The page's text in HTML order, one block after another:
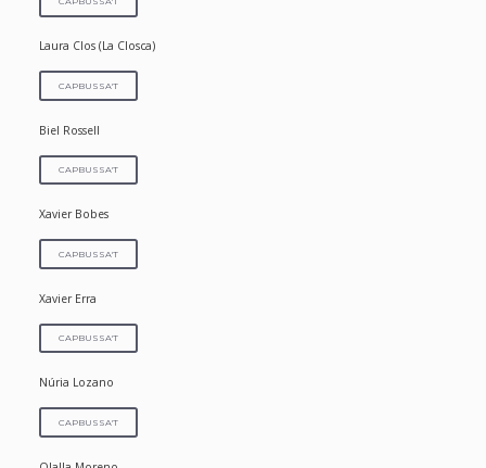
Laura Clos (La Closca)
CAPBUSSA'T
Biel Rossell
CAPBUSSA'T
Xavier Bobes
CAPBUSSA'T
Xavier Erra
CAPBUSSA'T
Núria Lozano
CAPBUSSA'T